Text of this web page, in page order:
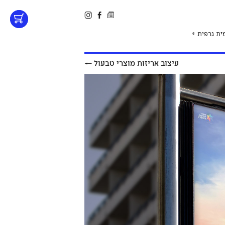
גרפית 6
עיצוב אריזות מוצרי טבעול ←